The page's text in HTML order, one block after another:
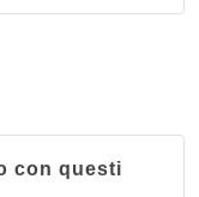
con questi